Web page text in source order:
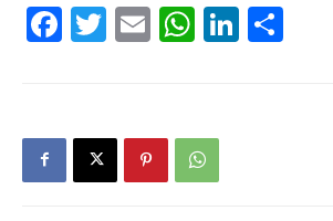
Facebook
Twitter
Email